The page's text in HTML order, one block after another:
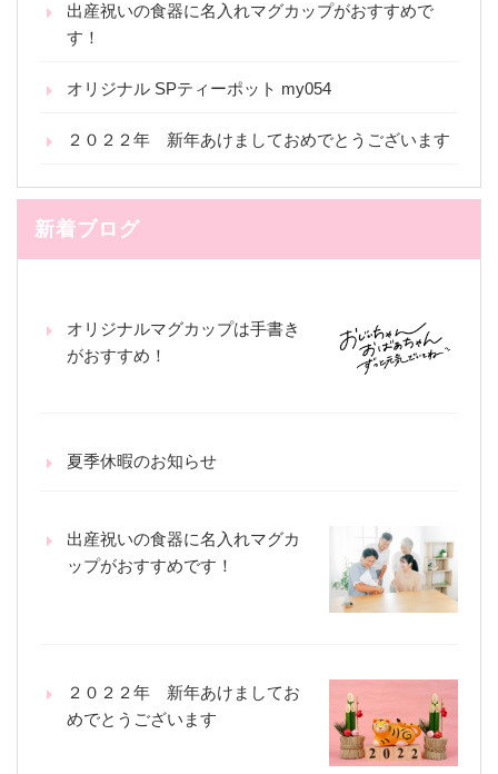
出産祝いの食器に名入れマグカップがおすすめで
す！
オリジナル SPティーポット my054
２０２２年 新年あけましておめでとうございます
新着ブログ
オリジナルマグカップは手書き
がおすすめ！
夏季休暇のお知らせ
出産祝いの食器に名入れマグカ
ップがおすすめです！
２０２２年 新年あけましてお
めでとうございます